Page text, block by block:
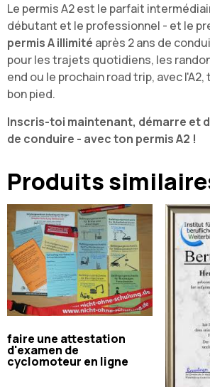
Le permis A2 est le parfait
débutant et le professionnel - et le
permis A illimité après 2 ans de
pour les trajets quotidiens, les
end ou le prochain road trip, avec
bon pied.
Inscris-toi maintenant, démarre et
de conduire - avec ton permis A2 !
Produits
faire une attestation
d'examen de
cyclomoteur en ligne